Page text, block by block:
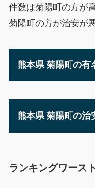
件数は菊陽町の方が
菊陽町の方が治安が
熊本県 菊陽町の有
熊本県 菊陽町の治
ランキングワース